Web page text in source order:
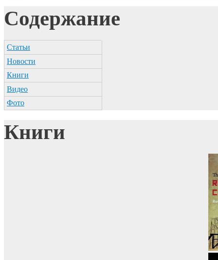
Содержание
Статьи
Новости
Книги
Видео
Фото
Книги